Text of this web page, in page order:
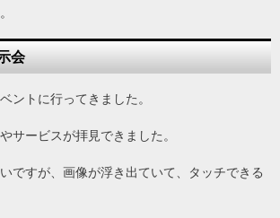
会
ントに行ってきました。
サービスが拝見できました。
ですが、画像が浮き出ていて、タッチできる